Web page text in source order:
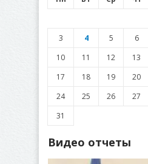
3
4 5 6
10
11 12 13
17
18 19 20
24
25 26 27
31
Видео отчеты